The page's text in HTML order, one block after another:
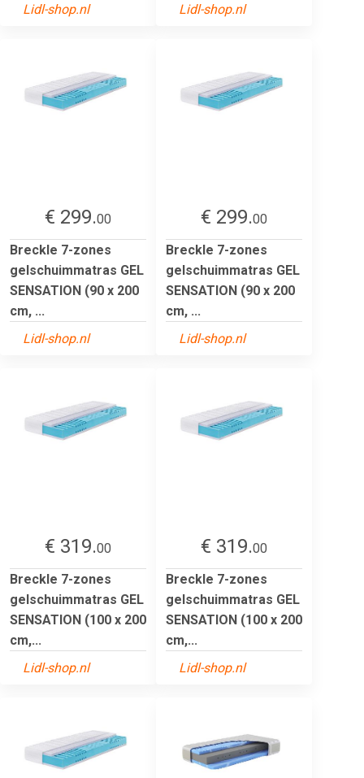
Lidl-shop.nl
Lidl-shop.nl
€ 299.00
Breckle 7-zones
gelschuimmatras GEL
SENSATION (90 x 200
cm, ...
Lidl-shop.nl
€ 299.00
Breckle 7-zones
gelschuimmatras GEL
SENSATION (90 x 200
cm, ...
Lidl-shop.nl
€ 319.00
Breckle 7-zones
gelschuimmatras GEL
SENSATION (100 x 200
cm,...
Lidl-shop.nl
€ 319.00
Breckle 7-zones
gelschuimmatras GEL
SENSATION (100 x 200
cm,...
Lidl-shop.nl